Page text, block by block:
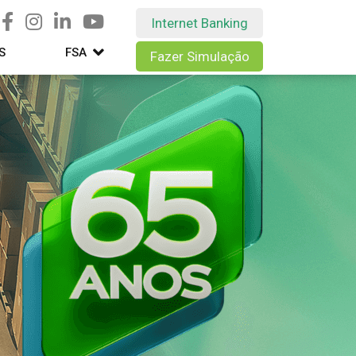
FSA
Internet Banking
Fazer Simulação